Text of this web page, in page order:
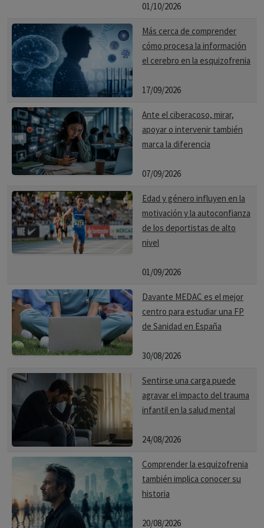
simbolizando estos últimos las relaciones binarias que se
dan dentro de un conjunto.
Hasta hace poco más de una década se admitía que todas
las redes complejas se comportaban como si no tuvieran
escala, es decir, como si se ajustaran a lo que se conoce
como grafo aleatorio.
Esta concepción tiene su origen en los estudios realizados
por 2 matemáticos húngaros, Paul Erdős y Alfred Rényi.
Ambos describieron, en 1959 , las redes mediante un
modelo (modelo de Erdős -Rényi) según el cual todo
nuevo nodo que se añade a una red tenía la misma
probabilidad de conectarse a cualquiera de los nodos ya
existentes en ella.
En otras palabras, equipararon complejidad con
aleatoriedad. La sencillez de su planteamiento y la
elegancia de sus teoremas revitalizaron la “teoría de
grafos”, surgiendo así un campo de las matemáticas
centrado en el estudio (matemático) de las redes.
Comité editorial
Ref. Bibliográficas
INTRODUCCIÓN A LA TEORÍA DE REDES Y PSIQUIATRÍA
Jose Ramon Gutiérrez Casares
01/10/2026
Más cerca de comprender
cómo procesa la información
el cerebro en la esquizofrenia
17/09/2026
Ante el ciberacoso, mirar,
apoyar o intervenir también
marca la diferencia
07/09/2026
Edad y género influyen en la
motivación y la autoconfianza
de los deportistas de alto
nivel
01/09/2026
Davante MEDAC es el mejor
centro para estudiar una FP
de Sanidad en España
30/08/2026
Sentirse una carga puede
agravar el impacto del trauma
infantil en la salud mental
24/08/2026
Comprender la esquizofrenia
también implica conocer su
historia
20/08/2026